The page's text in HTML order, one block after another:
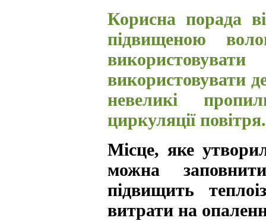
Корисна порада
підвищеною
використовувати
невеликі
циркуляції повітря.
Місце, яке
можна
підвищить
витрати на